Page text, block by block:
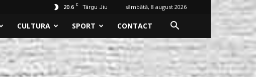
20.6 C Târgu Jiu sâmbătă, 8 august 2026
CULTURA SPORT CONTACT